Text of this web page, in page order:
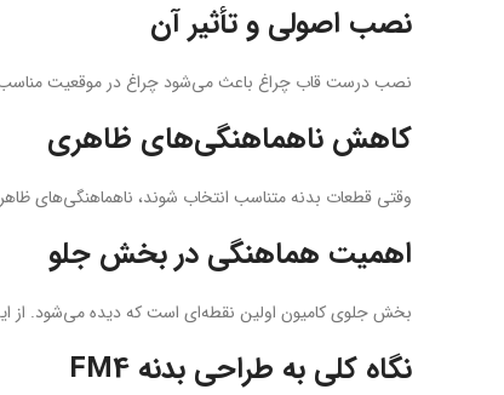
نصب اصولی و تأثیر آن
نصب درست قاب چراغ باعث می‌شود چراغ در موقعیت مناسب
کاهش ناهماهنگی‌های ظاهری
وقتی قطعات بدنه متناسب انتخاب شوند، ناهماهنگی‌های
اهمیت هماهنگی در بخش جلو
بخش جلوی کامیون اولین نقطه‌ای است که دیده می‌شود. از
نگاه کلی به طراحی بدنه FM4